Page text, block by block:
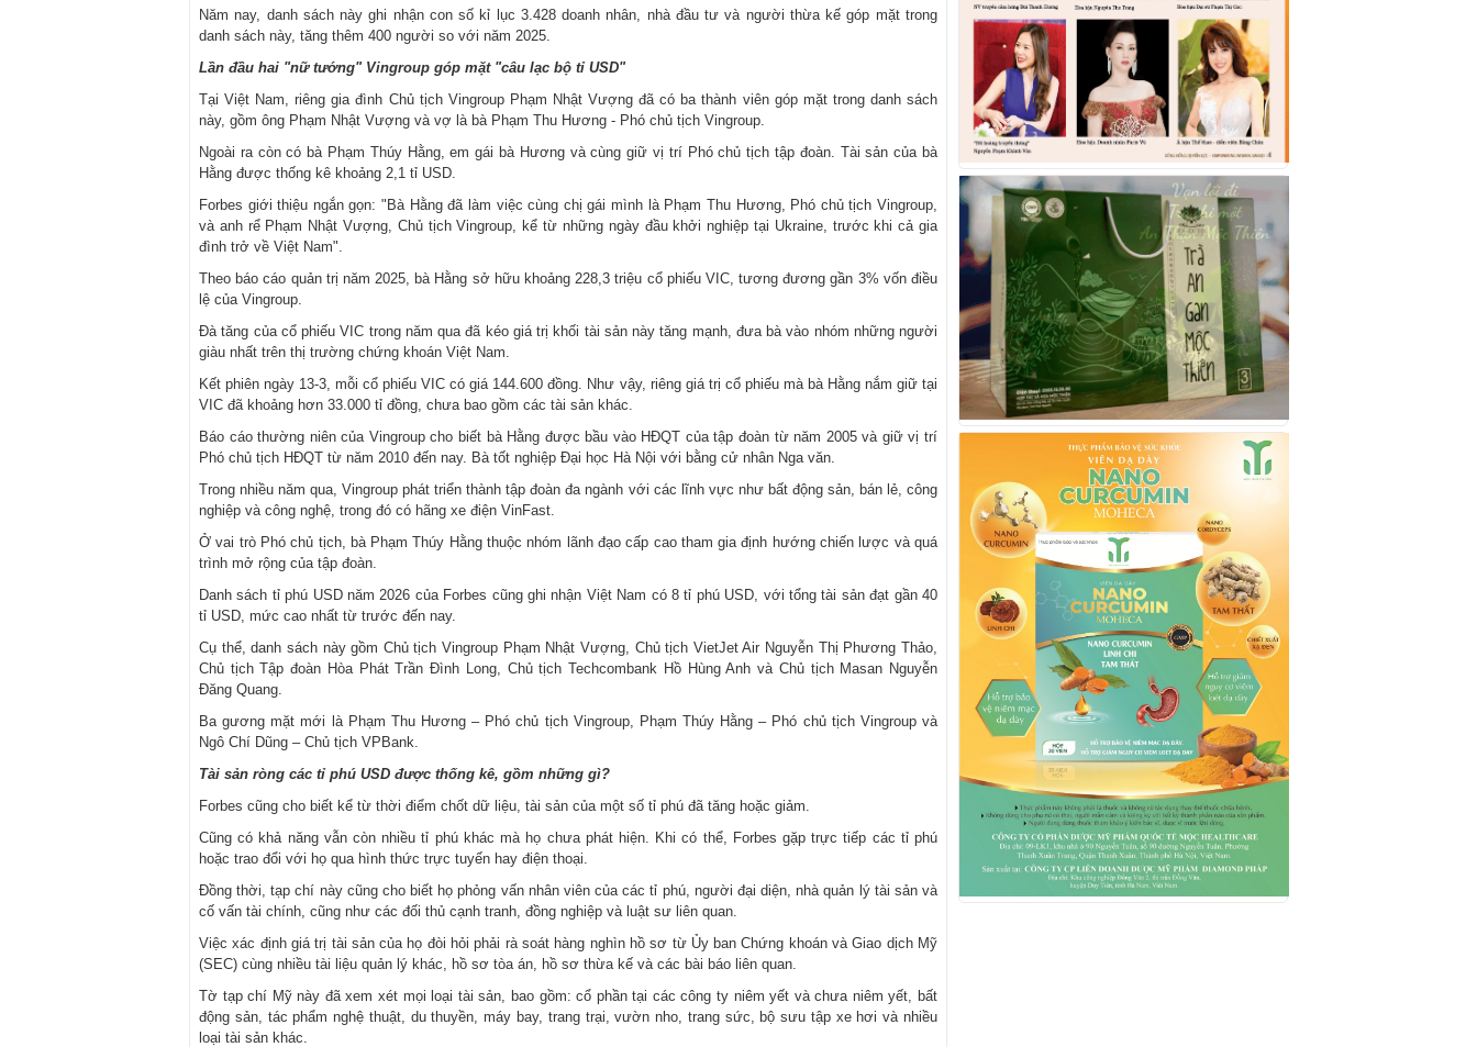
Năm nay, danh sách này ghi nhận con số kỉ lục 3.428 doanh nhân, nhà đầu tư và người thừa kế góp mặt trong
danh sách này, tăng thêm 400 người so với năm 2025.
Lần đầu hai "nữ tướng" Vingroup góp mặt "câu lạc bộ tỉ USD"
Tại Việt Nam, riêng gia đình Chủ tịch Vingroup Phạm Nhật Vượng đã có ba thành viên góp mặt trong danh sách
này, gồm ông Phạm Nhật Vượng và vợ là bà Phạm Thu Hương - Phó chủ tịch Vingroup.
Ngoài ra còn có bà Phạm Thúy Hằng, em gái bà Hương và cùng giữ vị trí Phó chủ tịch tập đoàn. Tài sản của bà
Hằng được thống kê khoảng 2,1 tỉ USD.
Forbes giới thiệu ngắn gọn: "Bà Hằng đã làm việc cùng chị gái mình là Phạm Thu Hương, Phó chủ tịch Vingroup,
và anh rể Phạm Nhật Vượng, Chủ tịch Vingroup, kể từ những ngày đầu khởi nghiệp tại Ukraine, trước khi cả gia
đình trở về Việt Nam".
Theo báo cáo quản trị năm 2025, bà Hằng sở hữu khoảng 228,3 triệu cổ phiếu VIC, tương đương gần 3% vốn điều
lệ của Vingroup.
Đà tăng của cổ phiếu VIC trong năm qua đã kéo giá trị khối tài sản này tăng mạnh, đưa bà vào nhóm những người
giàu nhất trên thị trường chứng khoán Việt Nam.
Kết phiên ngày 13-3, mỗi cổ phiếu VIC có giá 144.600 đồng. Như vậy, riêng giá trị cổ phiếu mà bà Hằng nắm giữ tại
VIC đã khoảng hơn 33.000 tỉ đồng, chưa bao gồm các tài sản khác.
Báo cáo thường niên của Vingroup cho biết bà Hằng được bầu vào HĐQT của tập đoàn từ năm 2005 và giữ vị trí
Phó chủ tịch HĐQT từ năm 2010 đến nay. Bà tốt nghiệp Đại học Hà Nội với bằng cử nhân Nga văn.
Trong nhiều năm qua, Vingroup phát triển thành tập đoàn đa ngành với các lĩnh vực như bất động sản, bán lẻ, công
nghiệp và công nghệ, trong đó có hãng xe điện VinFast.
Ở vai trò Phó chủ tịch, bà Phạm Thúy Hằng thuộc nhóm lãnh đạo cấp cao tham gia định hướng chiến lược và quá
trình mở rộng của tập đoàn.
Danh sách tỉ phú USD năm 2026 của Forbes cũng ghi nhận Việt Nam có 8 tỉ phú USD, với tổng tài sản đạt gần 40
tỉ USD, mức cao nhất từ trước đến nay.
Cụ thể, danh sách này gồm Chủ tịch Vingroup Phạm Nhật Vượng, Chủ tịch VietJet Air Nguyễn Thị Phương Thảo,
Chủ tịch Tập đoàn Hòa Phát Trần Đình Long, Chủ tịch Techcombank Hồ Hùng Anh và Chủ tịch Masan Nguyễn
Đăng Quang.
Ba gương mặt mới là Phạm Thu Hương – Phó chủ tịch Vingroup, Phạm Thúy Hằng – Phó chủ tịch Vingroup và
Ngô Chí Dũng – Chủ tịch VPBank.
Tài sản ròng các tỉ phú USD được thống kê, gồm những gì?
Forbes cũng cho biết kể từ thời điểm chốt dữ liệu, tài sản của một số tỉ phú đã tăng hoặc giảm.
Cũng có khả năng vẫn còn nhiều tỉ phú khác mà họ chưa phát hiện. Khi có thể, Forbes gặp trực tiếp các tỉ phú
hoặc trao đổi với họ qua hình thức trực tuyến hay điện thoại.
Đồng thời, tạp chí này cũng cho biết họ phỏng vấn nhân viên của các tỉ phú, người đại diện, nhà quản lý tài sản và
cố vấn tài chính, cũng như các đối thủ cạnh tranh, đồng nghiệp và luật sư liên quan.
Việc xác định giá trị tài sản của họ đòi hỏi phải rà soát hàng nghìn hồ sơ từ Ủy ban Chứng khoán và Giao dịch Mỹ
(SEC) cùng nhiều tài liệu quản lý khác, hồ sơ tòa án, hồ sơ thừa kế và các bài báo liên quan.
Tờ tạp chí Mỹ này đã xem xét mọi loại tài sản, bao gồm: cổ phần tại các công ty niêm yết và chưa niêm yết, bất
động sản, tác phẩm nghệ thuật, du thuyền, máy bay, trang trại, vườn nho, trang sức, bộ sưu tập xe hơi và nhiều
loại tài sản khác.